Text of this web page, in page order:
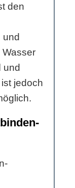
den
und
jedoch